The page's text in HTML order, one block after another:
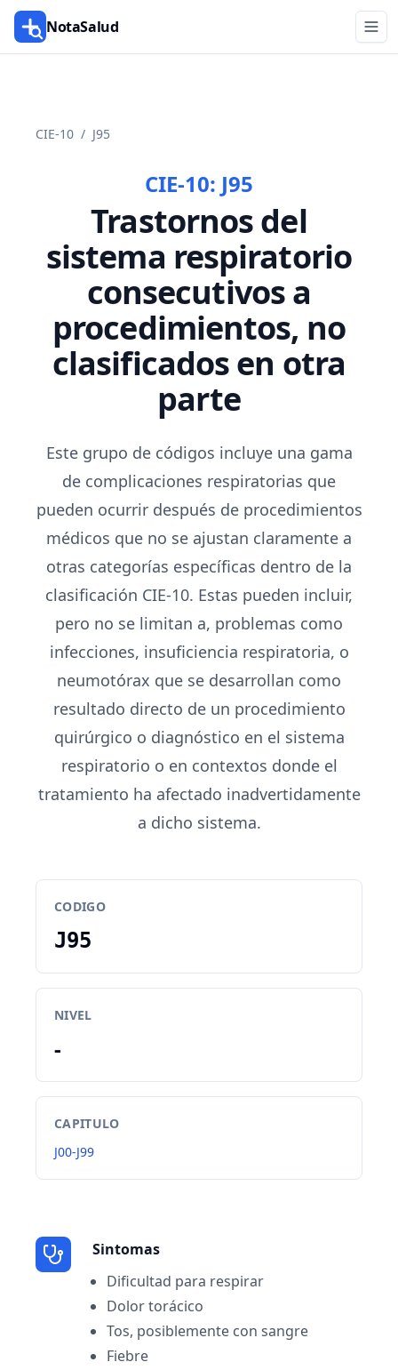
NotaSalud
CIE-10 / J95
CIE-10: J95
Trastornos del
sistema respiratorio
consecutivos a
procedimientos, no
clasificados en otra
parte
Este grupo de códigos incluye una gama
de complicaciones respiratorias que
pueden ocurrir después de procedimientos
médicos que no se ajustan claramente a
otras categorías específicas dentro de la
clasificación CIE-10. Estas pueden incluir,
pero no se limitan a, problemas como
infecciones, insuficiencia respiratoria, o
neumotórax que se desarrollan como
resultado directo de un procedimiento
quirúrgico o diagnóstico en el sistema
respiratorio o en contextos donde el
tratamiento ha afectado inadvertidamente
a dicho sistema.
CODIGO
J95
NIVEL
-
CAPITULO
J00-J99
Sintomas
Dificultad para respirar
Dolor torácico
Tos, posiblemente con sangre
Fiebre